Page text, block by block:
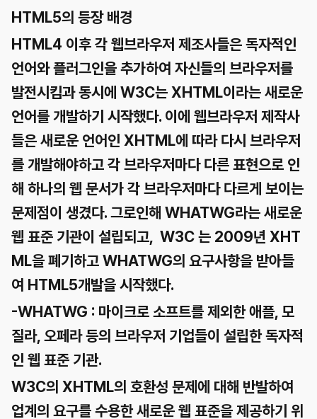
HTML5의 등장 배경
HTML4 이후 각 웹브라우저 제조사들은 독자적인
언어와 플러그인을 추가하여 자신들의 브라우저를
발전시킴과 동시에 W3C는 XHTML이라는 새로운
언어를 개발하기 시작했다. 이에 웹브라우저 제작사
들은 새로운 언어인 XHTML에 따라 다시 브라우저
를 개발해야하고 각 브라우저마다 다른 표현으로 인
해 하나의 웹 문서가 각 브라우저마다 다르게 보이는
문제점이 생겼다. 그로인해 WHATWG라는 새로운
웹 표준 기관이 설립되고, W3C 는 2009년 XHT
ML을 폐기 하고 WHATWG의 요구사항을 받아들
여 HTML5개발을 시작했다.
-WHATWG : 마이크로 소프트를 제외한 애플, 모
질라, 오페라 등의 브라우저 기업들이 설립한 독자적
인 웹 표준 기관.
W3C의 XHTML의 호환성 문제에 대해 반발하여
업계의 요구를 수용한 새로운 웹 표준을 제공하기 위